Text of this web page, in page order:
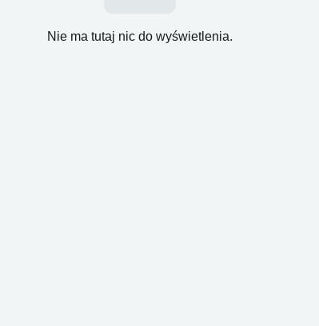
Nie ma tutaj nic do wyświetlenia.